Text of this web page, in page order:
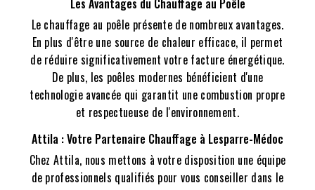
Les Avantages du Chauffage au Poêle
Le chauffage au poêle présente de nombreux avantages.
En plus d'être une source de chaleur efficace, il permet
de réduire significativement votre facture énergétique.
De plus, les poêles modernes bénéficient d'une
technologie avancée qui garantit une combustion propre
et respectueuse de l'environnement.
Attila : Votre Partenaire Chauffage à Lesparre-Médoc
Chez Attila, nous mettons à votre disposition une équipe
de professionnels qualifiés pour vous conseiller dans le